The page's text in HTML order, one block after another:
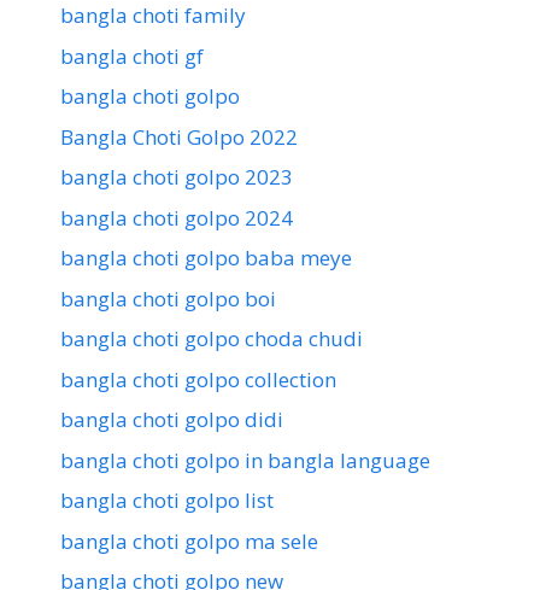
bangla choti family
bangla choti gf
bangla choti golpo
Bangla Choti Golpo 2022
bangla choti golpo 2023
bangla choti golpo 2024
bangla choti golpo baba meye
bangla choti golpo boi
bangla choti golpo choda chudi
bangla choti golpo collection
bangla choti golpo didi
bangla choti golpo in bangla language
bangla choti golpo list
bangla choti golpo ma sele
bangla choti golpo new